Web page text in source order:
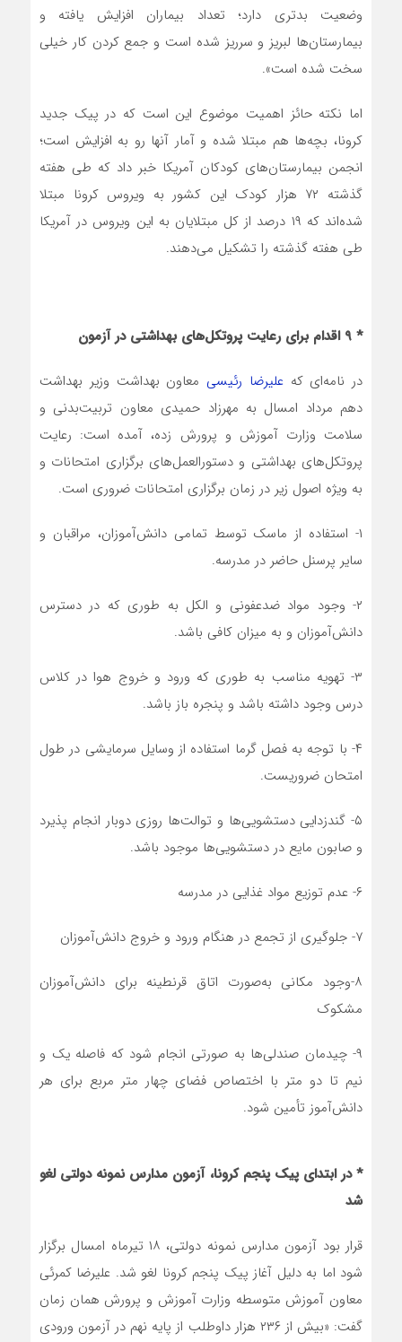
وضعیت بدتری دارد؛ تعداد بیماران افزایش یافته و
بیمارستان‌ها لبریز و سرریز شده است و جمع کردن کار خیلی
سخت شده است».
اما نکته حائز اهمیت موضوع این است که در پیک جدید
کرونا، بچه‌ها هم مبتلا شده و آمار آنها رو به افزایش است؛
انجمن بیمارستان‌های کودکان آمریکا خبر داد که طی هفته
گذشته ۷۲ هزار کودک این کشور به ویروس کرونا مبتلا
شده‌اند که ۱۹ درصد از کل مبتلایان به این ویروس در آمریکا
طی هفته گذشته را تشکیل می‌دهند.
* ۹ اقدام برای رعایت پروتکل‌های بهداشتی در آزمون
در نامه‌ای کهعلیرضا رئیسی معاون بهداشت وزیر بهداشت
دهم مرداد امسال به مهرزاد حمیدی معاون تربیت‌بدنی و
سلامت وزارت آموزش و پرورش زده، آمده است: رعایت
پروتکل‌های بهداشتی و دستورالعمل‌های برگزاری امتحانات و
به ویژه اصول زیر در زمان برگزاری امتحانات ضروری است.
۱- استفاده از ماسک توسط تمامی دانش‌آموزان، مراقبان و
سایر پرسنل حاضر در مدرسه.
۲- وجود مواد ضدعفونی و الکل به طوری که در دسترس
دانش‌آموزان و به میزان کافی باشد.
۳- تهویه مناسب به طوری که ورود و خروج هوا در کلاس
درس وجود داشته باشد و پنجره باز باشد.
۴- با توجه به فصل گرما استفاده از وسایل سرمایشی در طول
امتحان ضروریست.
۵- گندزدایی دستشویی‌ها و توالت‌ها روزی دوبار انجام پذیرد
و صابون مایع در دستشویی‌ها موجود باشد.
۶- عدم توزیع مواد غذایی در مدرسه
۷- جلوگیری از تجمع در هنگام ورود و خروج دانش‌آموزان
۸-وجود مکانی به‌صورت اتاق قرنطینه برای دانش‌آموزان
مشکوک
۹- چیدمان صندلی‌ها به صورتی انجام شود که فاصله یک و
نیم تا دو متر با اختصاص فضای چهار متر مربع برای هر
دانش‌آموز تأمین شود.
* در ابتدای پیک پنجم کرونا، آزمون مدارس نمونه دولتی لغو
شد
قرار بود آزمون مدارس نمونه دولتی، ۱۸ تیرماه امسال برگزار
شود اما به دلیل آغاز پیک پنجم کرونا لغو شد. علیرضا کمرئی
معاون آموزش متوسطه وزارت آموزش و پرورش همان زمان
گفت: «بیش از ۲۳۶ هزار داوطلب از پایه نهم در آزمون ورودی